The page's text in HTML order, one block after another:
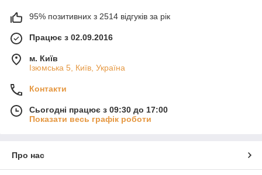
95% позитивних з 2514 відгуків за рік
Працює з 02.09.2016
м. Київ
Ізюмська 5, Київ, Україна
Контакти
Сьогодні працює з 09:30 до 17:00
Показати весь графік роботи
Про нас